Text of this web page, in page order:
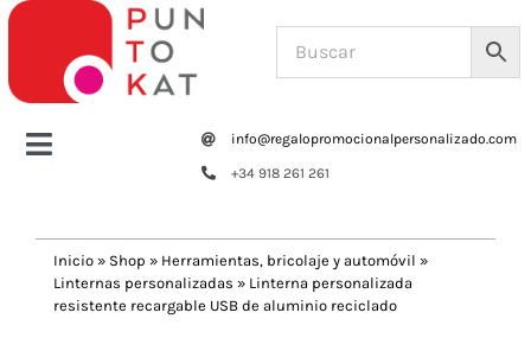
Saltar
contenido
Toggle
Tazas y botellas
info@regalopromocionalpersonalizado.com
+34 918 261 261
Inicio » Shop » Herramientas, bricolaje y automóvil »
Linternas personalizadas » Linterna personalizada
resistente recargable USB de aluminio reciclado